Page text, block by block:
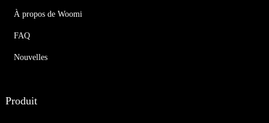
À propos de Woomi
FAQ
Nouvelles
Produit